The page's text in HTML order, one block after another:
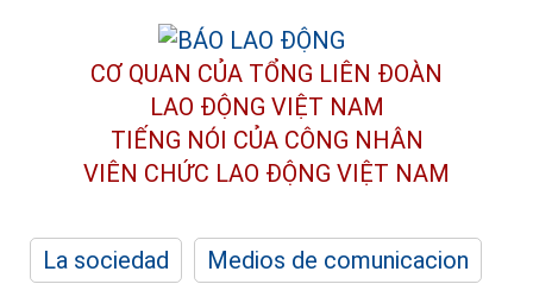
CƠ QUAN CỦA TỔNG LIÊN ĐOÀN
LAO ĐỘNG VIỆT NAM
TIẾNG NÓI CỦA CÔNG NHÂN
VIÊN CHỨC LAO ĐỘNG VIỆT NAM
La sociedad
Medios de comunicacion